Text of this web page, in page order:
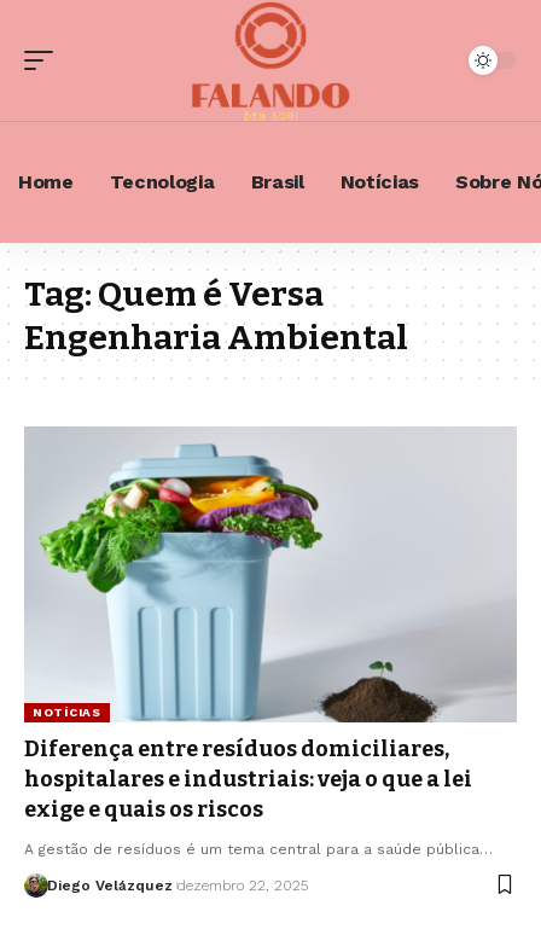
Home Tecnologia Brasil Notícias Sobre
Tag:Quem é Versa
Engenharia Ambiental
NOTÍCIAS
Diferença entre resíduos domiciliares,
hospitalares e industriais: veja o que a lei
exige e quais os riscos
A gestão de resíduos é um tema central para a saúde pública…
Diego Velázquez dezembro 22, 2025